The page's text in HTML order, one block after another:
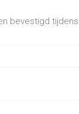
bevestigd